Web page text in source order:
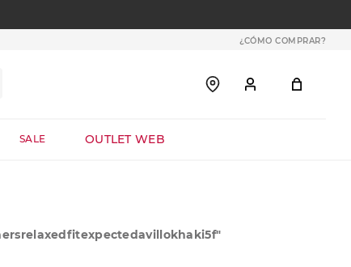
¿CÓMO COMPRAR?
SALE OUTLET WEB
"